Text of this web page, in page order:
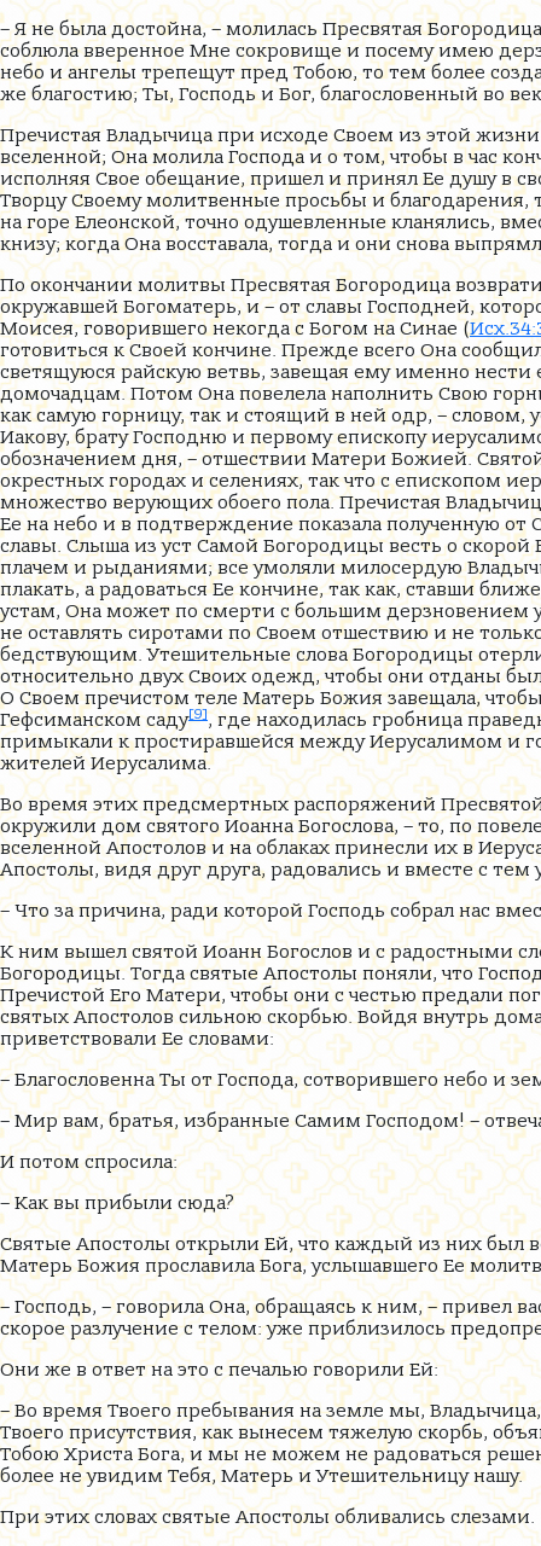
– Я не была достойна, – молилась Пресвятая
соблюла вверенное Мне сокровище и посему имею
небо и ангелы трепещут пред Тобою, то тем более
же благостию; Ты, Господь и Бог, благословенный во
Пречистая Владычица при исходе Своем из этой
вселенной; Она молила Господа и о том, чтобы в час
исполняя Свое обещание, пришел и принял Ее душу в
Творцу Своему молитвенные просьбы и
на горе Елеонской, точно одушевленные кланялись,
книзу; когда Она восставала, тогда и они снова
По окончании молитвы Пресвятая Богородица
окружавшей Богоматерь, и – от славы Господней,
Моисея, говорившего некогда с Богом на Синае (
готовиться к Своей кончине. Прежде всего Она
светящуюся райскую ветвь, завещая ему именно
домочадцам. Потом Она повелела наполнить Свою
как самую горницу, так и стоящий в ней одр, – словом,
Иакову, брату Господню и первому епископу
обозначением дня, – отшествии Матери Божией.
окрестных городах и селениях, так что с епископом
множество верующих обоего пола. Пречистая
Ее на небо и в подтверждение показала полученную от
славы. Слыша из уст Самой Богородицы весть о
плачем и рыданиями; все умоляли милосердую
плакать, а радоваться Ее кончине, так как, ставши
устам, Она может по смерти с большим дерзновением
не оставлять сиротами по Своем отшествию и не
бедствующим. Утешительные слова Богородицы
относительно двух Своих одежд, чтобы они отданы
О Своем пречистом теле Матерь Божия завещала,
Гефсиманском саду[9], где находилась гробница
примыкали к простиравшейся между Иерусалимом и
жителей Иерусалима.
Во время этих предсмертных распоряжений
окружили дом святого Иоанна Богослова, – то, по
вселенной Апостолов и на облаках принесли их в
Апостолы, видя друг друга, радовались и вместе с тем
– Что за причина, ради которой Господь собрал нас
К ним вышел святой Иоанн Богослов и с радостными
Богородицы. Тогда святые Апостолы поняли, что
Пречистой Его Матери, чтобы они с честью предали
святых Апостолов сильною скорбью. Войдя внутрь
приветствовали Ее словами:
– Благословенна Ты от Господа, сотворившего небо и
– Мир вам, братья, избранные Самим Господом! –
И потом спросила:
– Как вы прибыли сюда?
Святые Апостолы открыли Ей, что каждый из них был
Матерь Божия прославила Бога, услышавшего Ее
– Господь, – говорила Она, обращаясь к ним, – привел
скорое разлучение с телом: уже приблизилось
Они же в ответ на это с печалью говорили Ей:
– Во время Твоего пребывания на земле мы,
Твоего присутствия, как вынесем тяжелую скорбь,
Тобою Христа Бога, и мы не можем не радоваться
более не увидим Тебя, Матерь и Утешительницу нашу.
При этих словах святые Апостолы обливались слезами.